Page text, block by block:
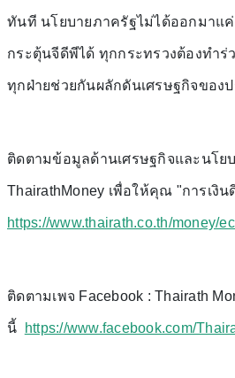
ทันที นโยบายภาครัฐไม่ได้ออกมาแ
กระตุ้นจีดีพีได้ ทุกกระทรวงต้องทำ
ทุกฝ่ายช่วยกันผลักดันเศรษฐกิจของ
ติดตามข้อมูลด้านเศรษฐกิจและนโย
ThairathMoney เพื่อให้คุณ "การเงิ
https://www.thairath.co.th/money/
ติดตามเพจ Facebook : Thairath
นี้ https://www.facebook.com/